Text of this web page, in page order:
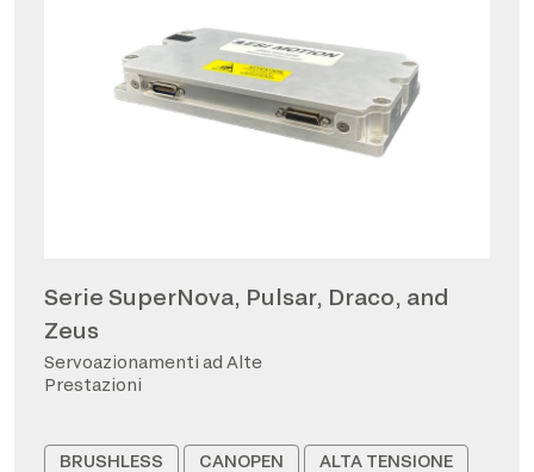
Serie SuperNova, Pulsar, Draco, and
Zeus
Servoazionamenti ad Alte
Prestazioni
BRUSHLESS CANOPEN ALTA TENSIONE